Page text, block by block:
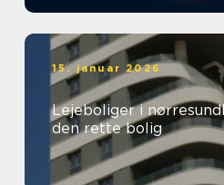
15. januar 2026
Lejeboliger i nørresundby sådan
den rette bolig